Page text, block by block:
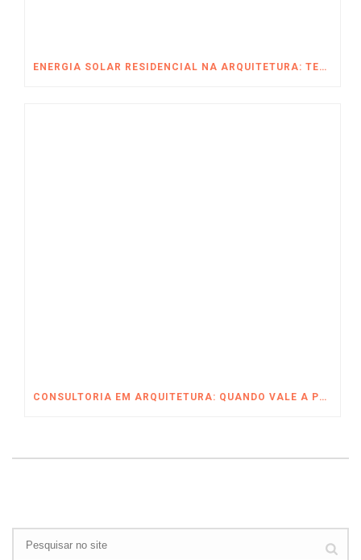
ENERGIA SOLAR RESIDENCIAL NA ARQUITETURA: TENDÊNCIAS E VANTAGENS
CONSULTORIA EM ARQUITETURA: QUANDO VALE A PENA CONTRATAR?